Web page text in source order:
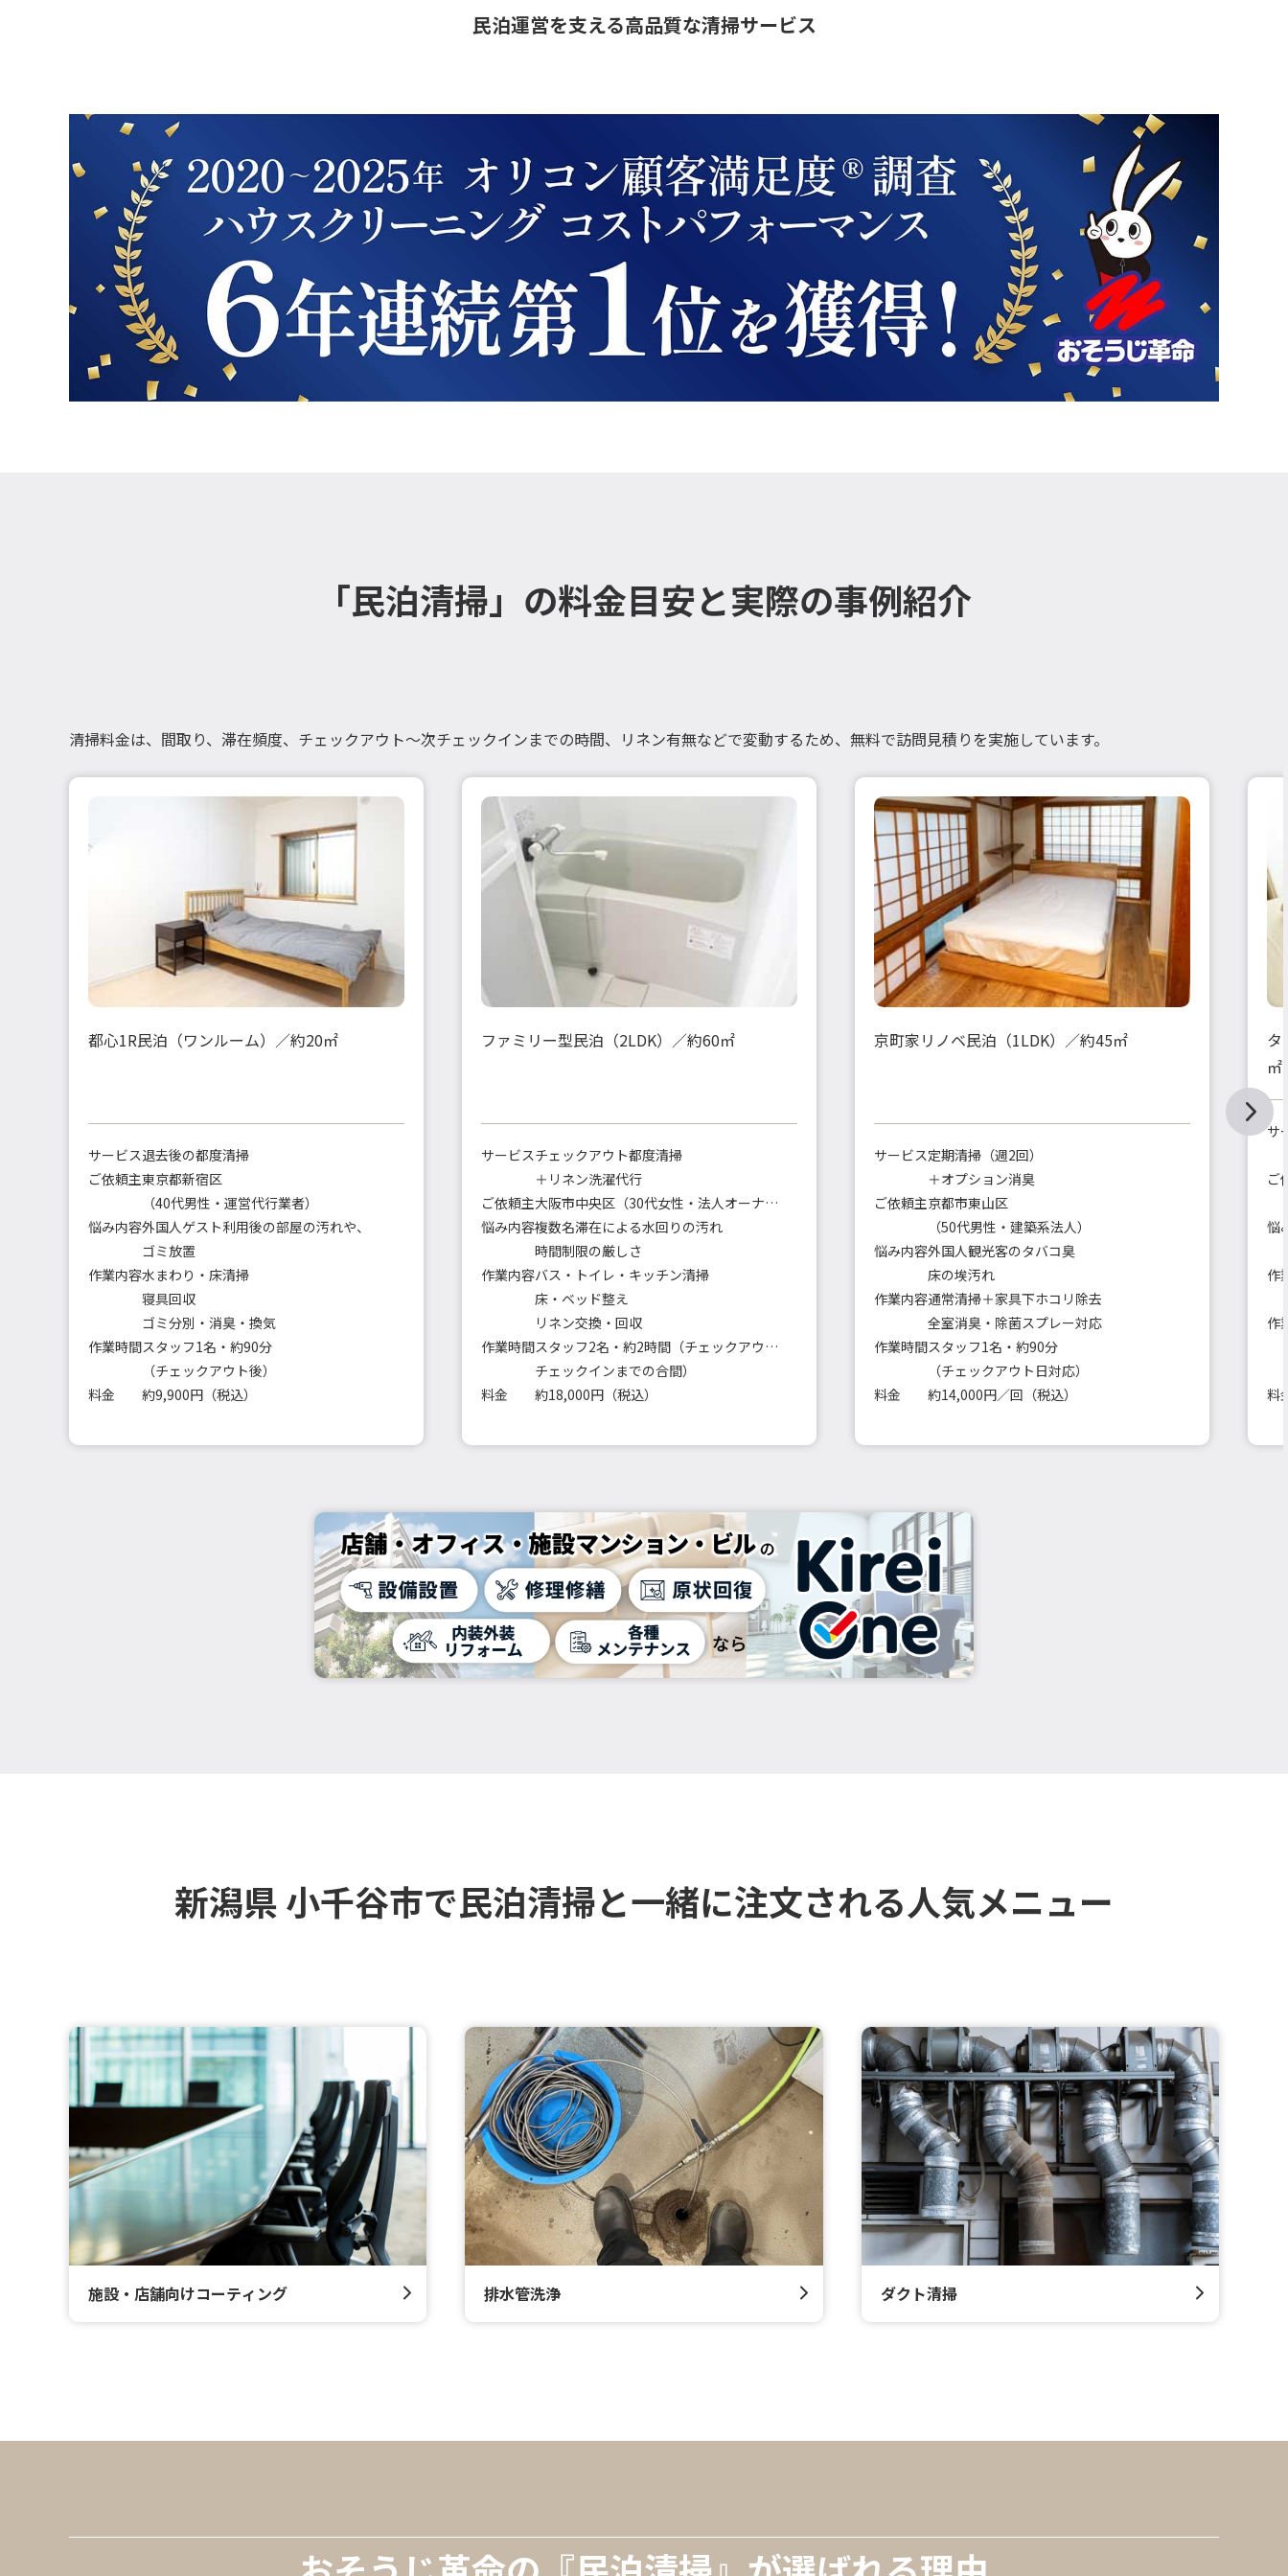
民泊運営を支える高品質な清掃サービス
「民泊清掃」の料金目安と実際の事例紹介
清掃料金は、間取り、滞在頻度、チェックアウト～次チェックインまでの時間、リネン有無などで変動するため、無料で訪問見積りを実施しています。
都心1R民泊（ワンルーム）／約20㎡
サービス退去後の都度清掃
ご依頼主東京都新宿区
（40代男性・運営代行業者）
悩み内容外国人ゲスト利用後の部屋の汚れや、
ゴミ放置
作業内容水まわり・床清掃
寝具回収
ゴミ分別・消臭・換気
作業時間スタッフ1名・約90分
（チェックアウト後）
料金
約9,900円（税込）
ファミリー型民泊（2LDK）／約60㎡
サービスチェックアウト都度清掃
＋リネン洗濯代行
ご依頼主
大阪市中央区（30代女性・法人オーナー）
悩み内容複数名滞在による水回りの汚れ
時間制限の厳しさ
作業内容バス・トイレ・キッチン清掃
床・ベッド整え
リネン交換・回収
作業時間
スタッフ2名・約2時間（チェックアウトから
チェックインまでの合間）
料金
約18,000円（税込）
京町家リノベ民泊（1LDK）／約45㎡
サービス定期清掃（週2回）
＋オプション消臭
ご依頼主京都市東山区
（50代男性・建築系法人）
悩み内容外国人観光客のタバコ臭
床の埃汚れ
作業内容通常清掃＋家具下ホコリ除去
全室消臭・除菌スプレー対応
作業時間スタッフ1名・約90分
（チェックアウト日対応）
料金
約14,000円／回（税込）
タ
㎡
サ
ご
悩
作
作
料
新潟県 小千谷市で民泊清掃と一緒に注文される人気メニュー
施設・店舗向けコーティング 排水管洗浄 ダクト清掃